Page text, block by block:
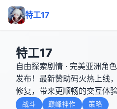
特工17
特工17
自由探索剧情 · 完美亚洲角
发布！最新赞助码火热上线
修复，带来更顺畅的交互体
战斗 巅峰神作 策略